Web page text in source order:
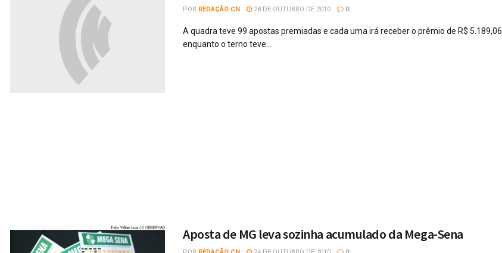
POR REDAÇÃO CN 28 DE OUTUBRO DE 2010 0
A quadra teve 99 apostas premiadas e cada uma irá receber o prêmio de R$ 5.189,06
enquanto o terno teve...
Aposta de MG leva sozinha acumulado da Mega-Sena